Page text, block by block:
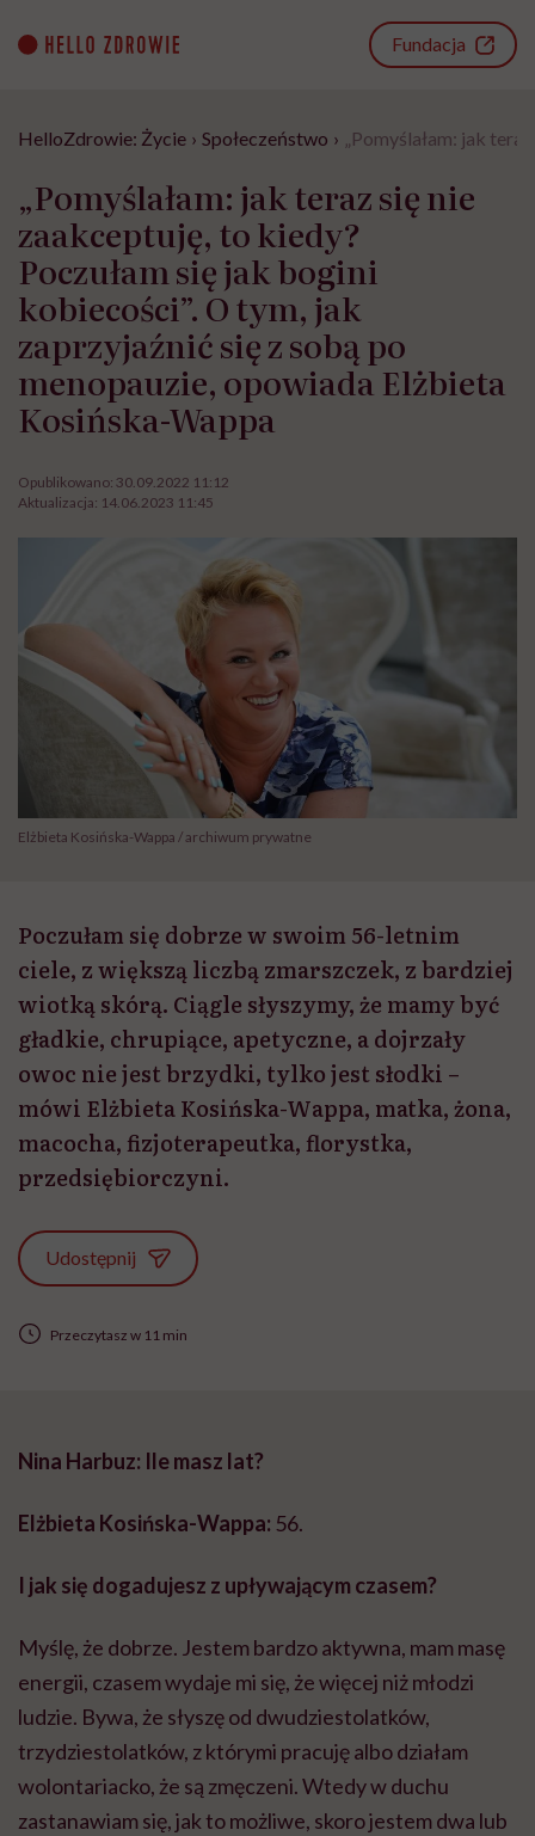
content
Fundacja
HelloZdrowie: Życie › Społeczeństwo › „Pomyślałam: jak
„Pomyślałam: jak teraz się nie
zaakceptuję, to kiedy?
Poczułam się jak bogini
kobiecości”. O tym, jak
zaprzyjaźnić się z sobą po
menopauzie, opowiada Elżbieta
Kosińska-Wappa
Opublikowano: 30.09.2022 11:12
Aktualizacja: 14.06.2023 11:45
Elżbieta Kosińska-Wappa / archiwum prywatne
Poczułam się dobrze w swoim 56-letnim
ciele, z większą liczbą zmarszczek, z bardziej
wiotką skórą. Ciągle słyszymy, że mamy być
gładkie, chrupiące, apetyczne, a dojrzały
owoc nie jest brzydki, tylko jest słodki –
mówi Elżbieta Kosińska-Wappa, matka, żona,
macocha, fizjoterapeutka, florystka,
przedsiębiorczyni.
Udostępnij
Przeczytasz w 11 min
Nina Harbuz: Ile masz lat?
Elżbieta Kosińska-Wappa: 56.
I jak się dogadujesz z upływającym czasem?
Myślę, że dobrze. Jestem bardzo aktywna, mam masę
energii, czasem wydaje mi się, że więcej niż młodzi
ludzie. Bywa, że słyszę od dwudziestolatków,
trzydziestolatków, z którymi pracuję albo działam
wolontariacko, że są zmęczeni. Wtedy w duchu
zastanawiam się, jak to możliwe, skoro jestem dwa lub